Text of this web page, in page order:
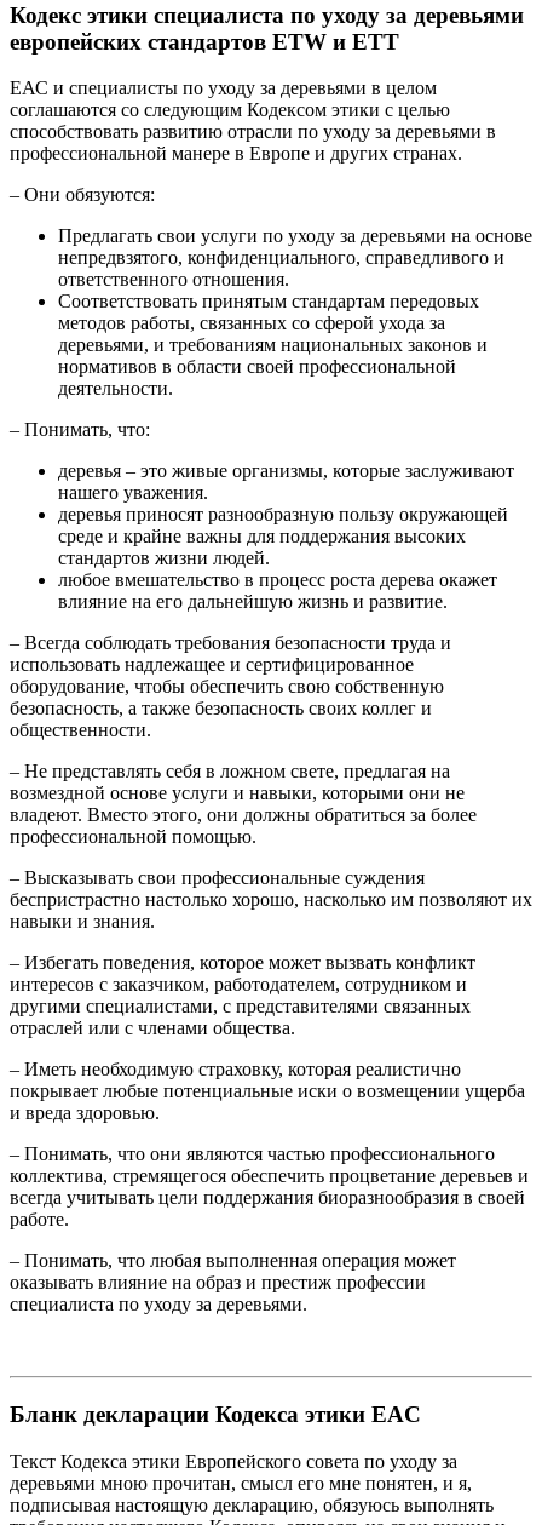
Кодекс этики специалиста по уходу за деревьями
европейских стандартов ETW и ETT
ЕАС и специалисты по уходу за деревьями в целом
соглашаются со следующим Кодексом этики с целью
способствовать развитию отрасли по уходу за деревьями в
профессиональной манере в Европе и других странах.
– Они обязуются:
Предлагать свои услуги по уходу за деревьями на основе
непредвзятого, конфиденциального, справедливого и
ответственного отношения.
Соответствовать принятым стандартам передовых
методов работы, связанных со сферой ухода за
деревьями, и требованиям национальных законов и
нормативов в области своей профессиональной
деятельности.
– Понимать, что:
деревья – это живые организмы, которые заслуживают
нашего уважения.
деревья приносят разнообразную пользу окружающей
среде и крайне важны для поддержания высоких
стандартов жизни людей.
любое вмешательство в процесс роста дерева окажет
влияние на его дальнейшую жизнь и развитие.
– Всегда соблюдать требования безопасности труда и
использовать надлежащее и сертифицированное
оборудование, чтобы обеспечить свою собственную
безопасность, а также безопасность своих коллег и
общественности.
– Не представлять себя в ложном свете, предлагая на
возмездной основе услуги и навыки, которыми они не
владеют. Вместо этого, они должны обратиться за более
профессиональной помощью.
– Высказывать свои профессиональные суждения
беспристрастно настолько хорошо, насколько им позволяют их
навыки и знания.
– Избегать поведения, которое может вызвать конфликт
интересов с заказчиком, работодателем, сотрудником и
другими специалистами, с представителями связанных
отраслей или с членами общества.
– Иметь необходимую страховку, которая реалистично
покрывает любые потенциальные иски о возмещении ущерба
и вреда здоровью.
– Понимать, что они являются частью профессионального
коллектива, стремящегося обеспечить процветание деревьев и
всегда учитывать цели поддержания биоразнообразия в своей
работе.
– Понимать, что любая выполненная операция может
оказывать влияние на образ и престиж профессии
специалиста по уходу за деревьями.
Бланк декларации Кодекса этики EAC
Текст Кодекса этики Европейского совета по уходу за
деревьями мною прочитан, смысл его мне понятен, и я,
подписывая настоящую декларацию, обязуюсь выполнять